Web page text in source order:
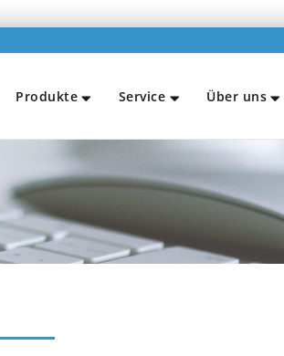
Produkte Service Über uns